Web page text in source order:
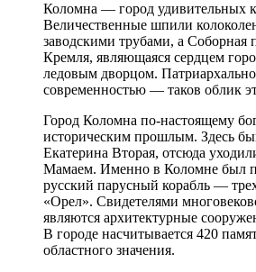
Коломна — город удивительных
Величественные шпили
заводскими трубами, а Соборная
Кремля, являющаяся сердцем
ледовым дворцом.
современностью — таков облик
Город Коломна по-настоящему
историческим прошлым. Здесь
Екатерина Вторая, отсюда
Мамаем. Именно в Коломне был
русский парусный корабль —
«Орел». Свидетелями
являются архитектурные
В городе насчитывается 420
областного значения.